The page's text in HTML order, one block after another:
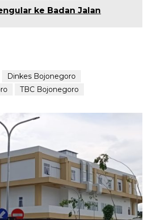
ke Badan Jalan
Dinkes Bojonegoro
TBC Bojonegoro